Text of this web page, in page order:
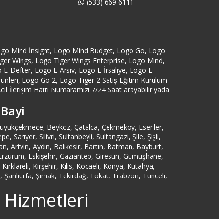
Ataşehir Logo Servisi
Aydın Logo Servisi
Bağcılar Logo Servisi
Bağdat Caddesi Logo Servisi
Bahçelievler Logo Servisi
(533) 669 6111
Mind İnsight, Logo Mind Budget, Logo Go, Logo
Wings, Logo Tiger Wings Enterprise, Logo Mind,
Defter, Logo E-Arsiv, Logo E-İrsaliye, Logo E-
Logo Go 2, Logo Tiger 2 Satış Eğitim Kurulum
İletişim Hattı Numaramızı 7/24 Saat arayabilir yada
Beykoz, Çatalca, Çekmeköy, Esenler,
Sarıyer, Silivri, Sultanbeyli, Sultangazi, Şile, Şişli,
Artvin, Aydın, Balıkesir, Bartın, Batman, Bayburt,
Eskişehir, Gaziantep, Giresun, Gümüşhane,
Kırşehir, Kilis, Kocaeli, Konya, Kütahya,
Şırnak, Tekirdağ, Tokat, Trabzon, Tunceli,